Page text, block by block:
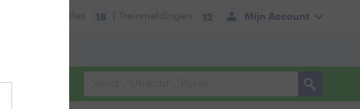
Mijn Account
Files 18 | Treinmeldingen 12